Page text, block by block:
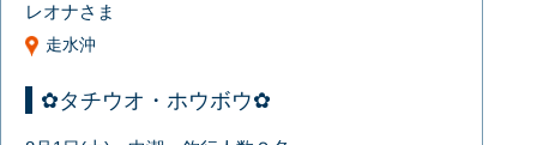
レオナさま
走水沖
✿タチウオ・ホウボウ✿